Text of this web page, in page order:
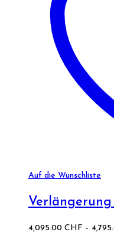
Auf die Wunschliste
4,095.00 CHF –